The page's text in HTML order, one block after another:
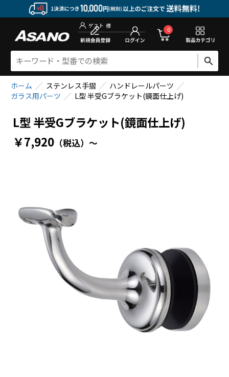
ゲスト 新規会員登録
0
ホーム ステンレス手摺
ハンドレールパーツ
ガラス用パーツ
L型 半受Gブラケット(鏡面仕上げ)
L型 半受Gブラケット(鏡面仕上げ)
￥7,920 （税込） ～